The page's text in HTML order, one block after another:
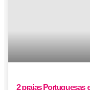
2 praias Portuguesas